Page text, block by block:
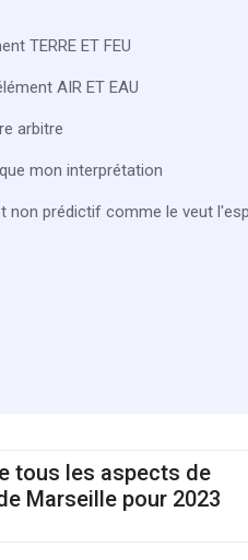
TERRE ET FEU
AIR ET EAU
arbitre
mon interprétation
non prédictif comme le veut
tous les aspects de
Marseille pour 2023